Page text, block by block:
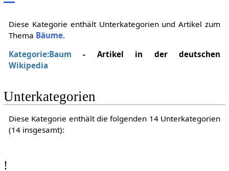
Diese Kategorie enthält Unterkategorien und Artikel zum
Thema Bäume.
Kategorie:Baum - Artikel in der deutschen
Wikipedia
Unterkategorien
Diese Kategorie enthält die folgenden 14 Unterkategorien
(14 insgesamt):
!